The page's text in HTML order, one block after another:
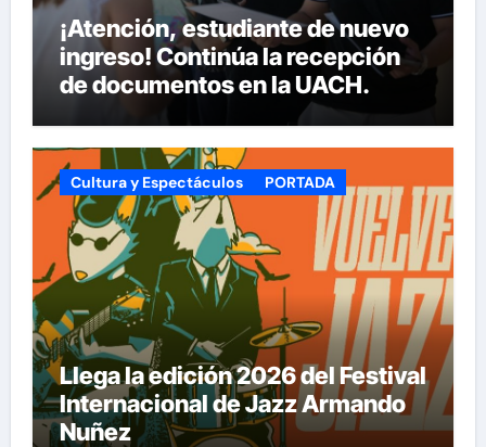
¡Atención, estudiante de nuevo
ingreso! Continúa la recepción
de documentos en la UACH.
Cultura y Espectáculos PORTADA
Llega la edición 2026 del Festival
Internacional de Jazz Armando
Nuñez